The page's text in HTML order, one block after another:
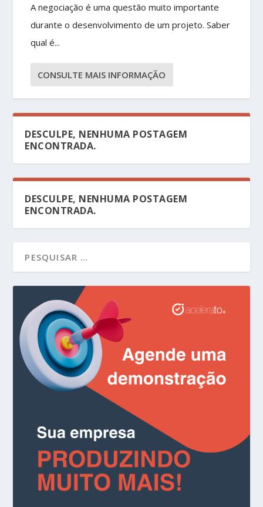
A negociação é uma questão muito importante
durante o desenvolvimento de um projeto. Saber
qual é...
CONSULTE MAIS INFORMAÇÃO
DESCULPE, NENHUMA POSTAGEM
ENCONTRADA.
DESCULPE, NENHUMA POSTAGEM
ENCONTRADA.